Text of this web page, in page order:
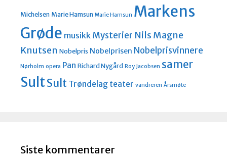
Michelsen Marie Hamsun Marie Hamsun Markens
Grøde musikk Mysterier Nils Magne
Knutsen Nobelpris Nobelprisen Nobelprisvinnere
Nørholm opera Pan Richard Nygård Roy Jacobsen samer
SultSult Trøndelag teater vandreren Årsmøte
Siste kommentarer